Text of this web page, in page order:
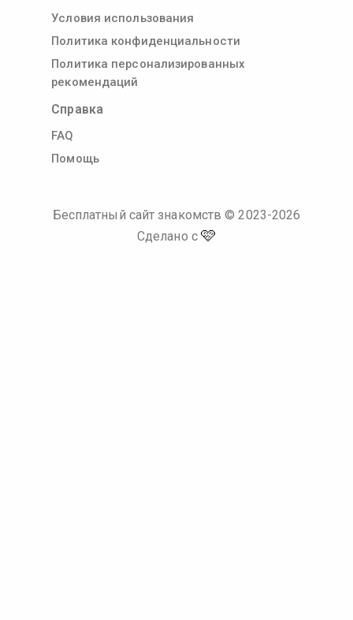
Условия использования
Политика конфиденциальности
Политика персонализированных
рекомендаций
Справка
FAQ
Помощь
Бесплатный сайт знакомств © 2023-2026
Сделано с 🩷